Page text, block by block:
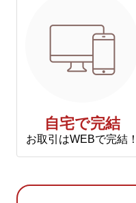
自宅で完結
お取引はWEBで完結！